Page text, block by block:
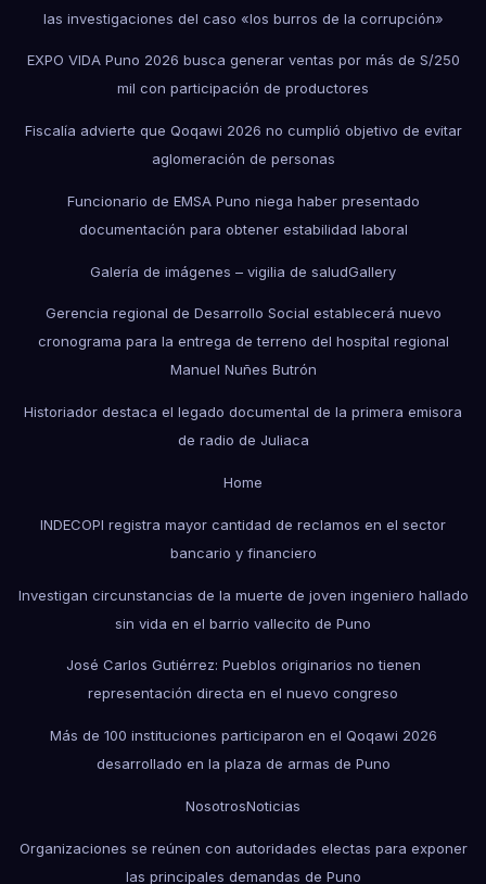
las investigaciones del caso «los burros de la corrupción»
EXPO VIDA Puno 2026 busca generar ventas por más de S/250
mil con participación de productores
Fiscalía advierte que Qoqawi 2026 no cumplió objetivo de evitar
aglomeración de personas
Funcionario de EMSA Puno niega haber presentado
documentación para obtener estabilidad laboral
Galería de imágenes – vigilia de saludGallery
Gerencia regional de Desarrollo Social establecerá nuevo
cronograma para la entrega de terreno del hospital regional
Manuel Nuñes Butrón
Historiador destaca el legado documental de la primera emisora
de radio de Juliaca
Home
INDECOPI registra mayor cantidad de reclamos en el sector
bancario y financiero
Investigan circunstancias de la muerte de joven ingeniero hallado
sin vida en el barrio vallecito de Puno
José Carlos Gutiérrez: Pueblos originarios no tienen
representación directa en el nuevo congreso
Más de 100 instituciones participaron en el Qoqawi 2026
desarrollado en la plaza de armas de Puno
NosotrosNoticias
Organizaciones se reúnen con autoridades electas para exponer
las principales demandas de Puno